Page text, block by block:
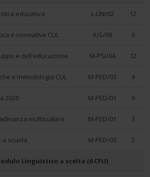
educativa L-LIN/02 12
e normative CLIL IUS/09 6
e dell'educazione M-PSI/04 12
e metodologia CLIL M-PED/03 9
2020 M-PED/01 9
multiscalare M-PED/01 3
a scuola M-PED/03 2
Linguistico a scelta (6 CFU)